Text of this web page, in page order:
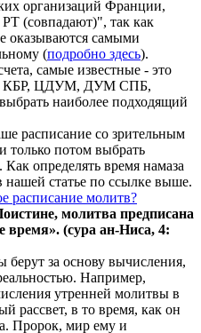
организаций Франции,
(совпадают)", так как
оказываются самыми
(подробно здесь).
самые известные - это
ЦДУМ, ДУМ СПБ,
наиболее подходящий
расписание со зрительным
только потом выбрать
определять время намаза
нашей статье по ссылке выше.
расписание молитв?
молитва предписана
время». (сура ан-Ниса, 4:
берут за основу вычисления,
Например,
утренней молитвы в
рассвет, в то время, как он
Пророк, мир ему и